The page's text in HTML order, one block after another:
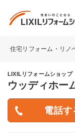
住宅リフォーム・リノ
LIXILリフォームショップ
ウッディホー